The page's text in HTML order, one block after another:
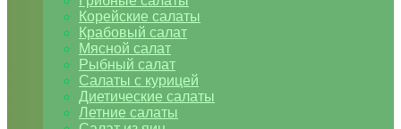
Корейские салаты
Крабовый салат
Мясной салат
Рыбный салат
Салаты с курицей
Диетические салаты
Летние салаты